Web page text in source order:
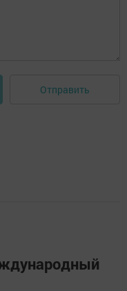
Отправить